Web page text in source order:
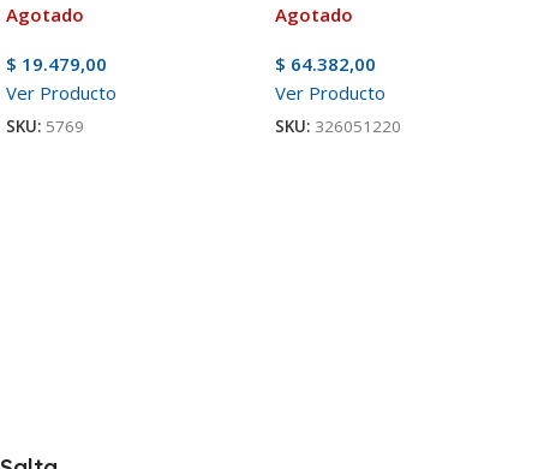
Agotado
$ 19.479,00
Ver Producto
SKU: 5769
Agotado
$ 64.382,00
Ver Producto
SKU: 326051220